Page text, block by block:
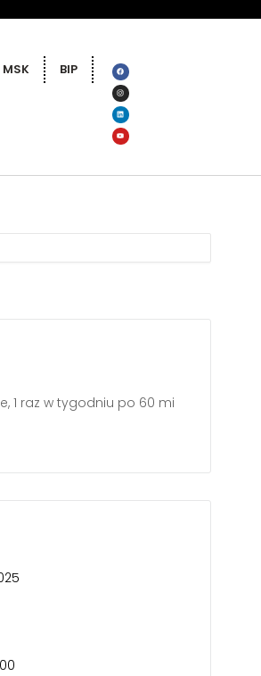
BIP
1 raz w tygodniu po 60 min.